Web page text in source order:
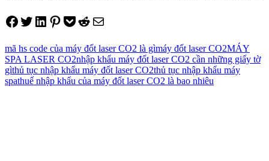
Share on Facebook
Tweet on Twitter
Share on LinkedIn
Pin on Pinterest
Save to pocket
Share on Reddit
Share via Email
mã hs code của máy đốt laser CO2 là gìmáy đốt laser CO2MÁY
SPA LASER CO2nhập khẩu máy đốt laser CO2 cần những giấy tờ
gìthủ tục nhập khẩu máy đốt laser CO2thủ tục nhập khẩu máy
spathuế nhập khẩu của máy đốt laser CO2 là bao nhiêu